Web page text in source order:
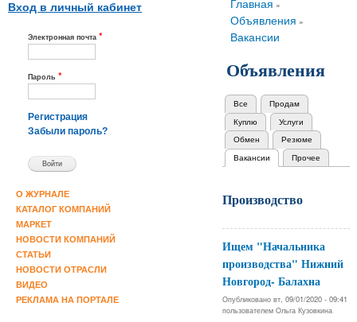
Вход в личный кабинет
Электронная почта *
Пароль *
Регистрация
Забыли пароль?
О ЖУРНАЛЕ
КАТАЛОГ КОМПАНИЙ
МАРКЕТ
НОВОСТИ КОМПАНИЙ
СТАТЬИ
НОВОСТИ ОТРАСЛИ
ВИДЕО
РЕКЛАМА НА ПОРТАЛЕ
Вы здесь
Главная »
Объявления »
Вакансии
Объявления
Главные вкладки
Все
Продам
Куплю
Услуги
Обмен
Резюме
Вакансии (активная вкладка)
Прочее
Производство
Ищем "Начальника
производства" Нижний
Новгород- Балахна
Опубликовано вт, 09/01/2020 - 09:41
пользователем Ольга Кузовкина